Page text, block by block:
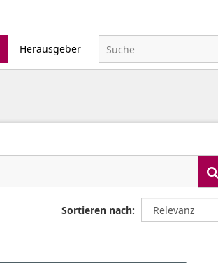
Herausgeber
Sortieren nach